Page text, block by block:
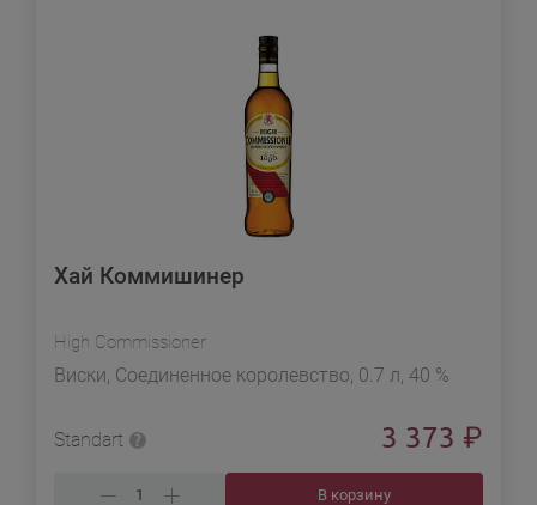
Хай Коммишинер
High Commissioner
Виски, Соединенное королевство, 0.7 л, 40 %
Standart 3 373 ₽
В корзину